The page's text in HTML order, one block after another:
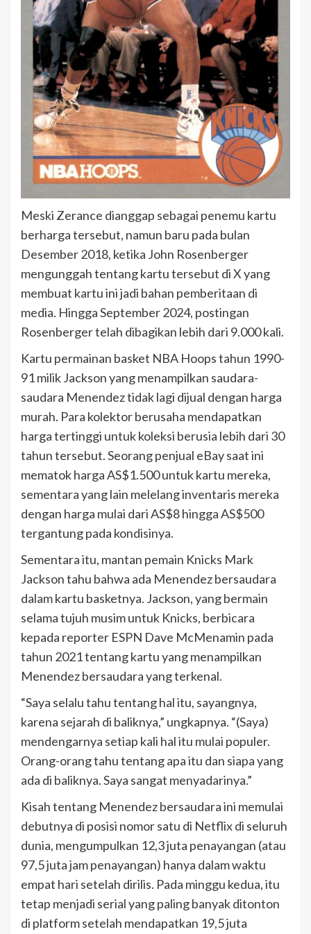
Meski Zerance dianggap sebagai penemu kartu
berharga tersebut, namun baru pada bulan
Desember 2018, ketika John Rosenberger
mengunggah tentang kartu tersebut di X yang
membuat kartu ini jadi bahan pemberitaan di
media. Hingga September 2024, postingan
Rosenberger telah dibagikan lebih dari 9.000 kali.
Kartu permainan basket NBA Hoops tahun 1990-
91 milik Jackson yang menampilkan saudara-
saudara Menendez tidak lagi dijual dengan harga
murah. Para kolektor berusaha mendapatkan
harga tertinggi untuk koleksi berusia lebih dari 30
tahun tersebut. Seorang penjual eBay saat ini
mematok harga AS$1.500 untuk kartu mereka,
sementara yang lain melelang inventaris mereka
dengan harga mulai dari AS$8 hingga AS$500
tergantung pada kondisinya.
Sementara itu, mantan pemain Knicks Mark
Jackson tahu bahwa ada Menendez bersaudara
dalam kartu basketnya. Jackson, yang bermain
selama tujuh musim untuk Knicks, berbicara
kepada reporter ESPN Dave McMenamin pada
tahun 2021 tentang kartu yang menampilkan
Menendez bersaudara yang terkenal.
“Saya selalu tahu tentang hal itu, sayangnya,
karena sejarah di baliknya,” ungkapnya. “(Saya)
mendengarnya setiap kali hal itu mulai populer.
Orang-orang tahu tentang apa itu dan siapa yang
ada di baliknya. Saya sangat menyadarinya.”
Kisah tentang Menendez bersaudara ini memulai
debutnya di posisi nomor satu di Netflix di seluruh
dunia, mengumpulkan 12,3 juta penayangan (atau
97,5 juta jam penayangan) hanya dalam waktu
empat hari setelah dirilis. Pada minggu kedua, itu
tetap menjadi serial yang paling banyak ditonton
di platform setelah mendapatkan 19,5 juta